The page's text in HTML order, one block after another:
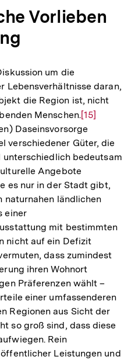
Vorlieben
um die
Lebensverhältnisse daran,
die Region ist, nicht
Menschen.Zur
Auflösung
der
Fußnote
[15]
Daseinsvorsorge
verschiedener Güter, die
bedeutsam
Angebote
es nur in der Stadt gibt,
naturnahen ländlichen
einer
mit bestimmten
nicht auf ein Defizit
dass zumindest
ihren Wohnort
Präferenzen wählt –
einer umfassenderen
Regionen aus Sicht der
so groß sind, dass diese
Rein
Leistungen und